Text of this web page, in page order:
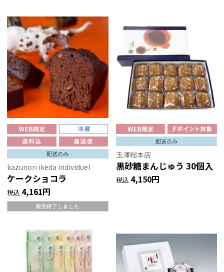
配送のみ
kazunori ikeda individuel
ケークショコラ
税込 4,161円
販売終了しました
配送のみ
玉澤総本店
黒砂糖まんじゅう 30個入
税込 4,150円